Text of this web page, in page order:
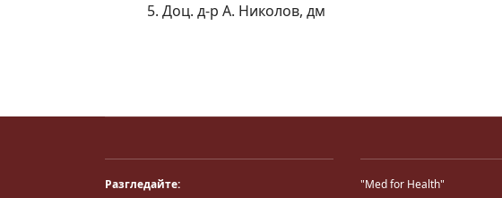
Доц. д-р А. Николов, дм
Разгледайте:
"Med for Health"